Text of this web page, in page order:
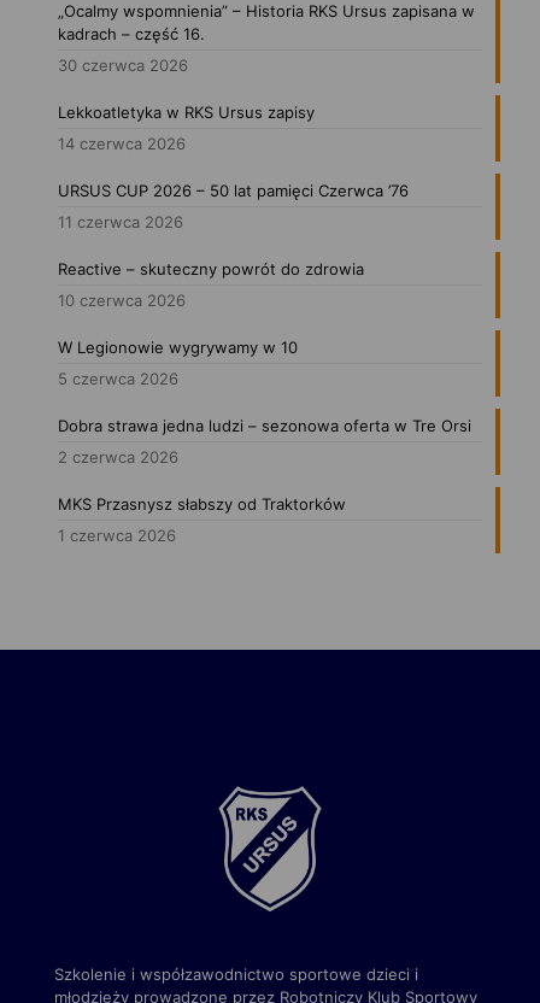
„Ocalmy wspomnienia” – Historia RKS Ursus zapisana w
kadrach – część 16.
30 czerwca 2026
Lekkoatletyka w RKS Ursus zapisy
14 czerwca 2026
URSUS CUP 2026 – 50 lat pamięci Czerwca ’76
11 czerwca 2026
Reactive – skuteczny powrót do zdrowia
10 czerwca 2026
W Legionowie wygrywamy w 10
5 czerwca 2026
Dobra strawa jedna ludzi – sezonowa oferta w Tre Orsi
2 czerwca 2026
MKS Przasnysz słabszy od Traktorków
1 czerwca 2026
Szkolenie i współzawodnictwo sportowe dzieci i
młodzieży prowadzone przez Robotniczy Klub Sportowy